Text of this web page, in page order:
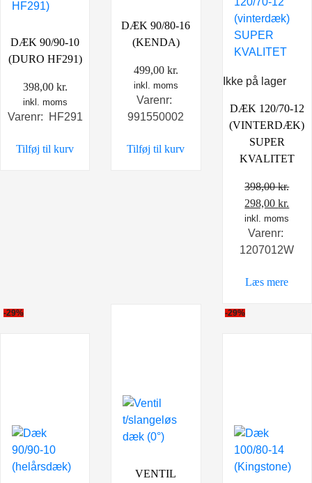
DÆK 90/90-10
(DURO HF291)
398,00 kr.
inkl. moms
Varenr: HF291
Tilføj til kurv
DÆK 90/80-16
(KENDA)
499,00 kr.
inkl. moms
Varenr:
991550002
Tilføj til kurv
Ikke på lager
DÆK 120/70-12
(VINTERDÆK)
SUPER
KVALITET
398,00kr.
Den
oprindelige
pris
var:
298,00kr.
er:
inkl. moms
Varenr:
1207012W
Læs mere
-29%
VENTIL
-29%